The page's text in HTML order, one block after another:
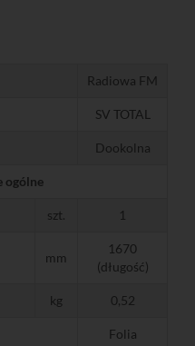
Radiowa FM
SV TOTAL
Dookolna
ogólne
szt. 1
mm
1670
(długość)
kg 0,52
Folia